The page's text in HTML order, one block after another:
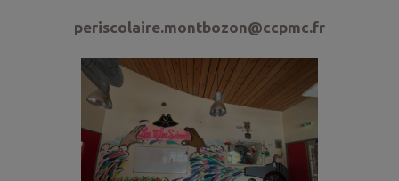
periscolaire.montbozon@ccpmc.fr